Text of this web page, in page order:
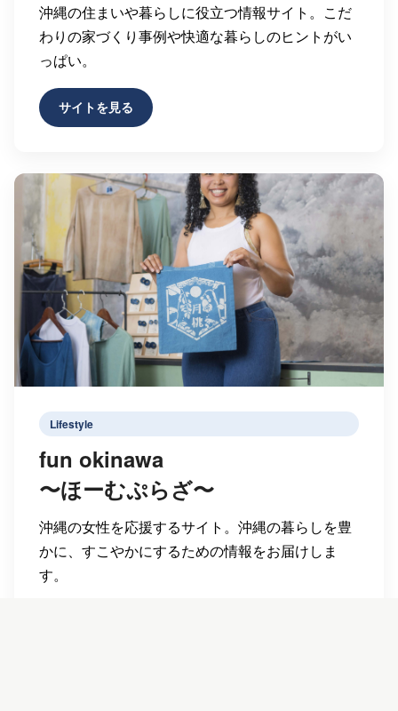
沖縄の住まいや暮らしに役立つ情報サイト。こだ
わりの家づくり事例や快適な暮らしのヒントがい
っぱい。
サイトを見る
Lifestyle
fun okinawa
〜ほーむぷらざ〜
沖縄の女性を応援するサイト。沖縄の暮らしを豊
かに、すこやかにするための情報をお届けしま
す。